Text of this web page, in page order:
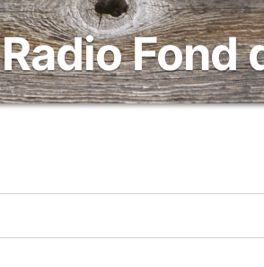
Radio Fond